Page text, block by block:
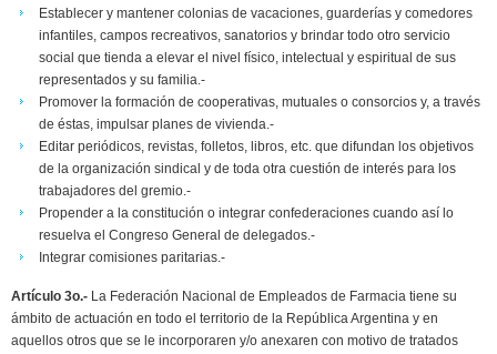
Establecer y mantener colonias de vacaciones, guarderías y comedores
infantiles, campos recreativos, sanatorios y brindar todo otro servicio
social que tienda a elevar el nivel físico, intelectual y espiritual de sus
representados y su familia.-
Promover la formación de cooperativas, mutuales o consorcios y, a través
de éstas, impulsar planes de vivienda.-
Editar periódicos, revistas, folletos, libros, etc. que difundan los objetivos
de la organización sindical y de toda otra cuestión de interés para los
trabajadores del gremio.-
Propender a la constitución o integrar confederaciones cuando así lo
resuelva el Congreso General de delegados.-
Integrar comisiones paritarias.-
Artículo 3o.- La Federación Nacional de Empleados de Farmacia tiene su
ámbito de actuación en todo el territorio de la República Argentina y en
aquellos otros que se le incorporaren y/o anexaren con motivo de tratados